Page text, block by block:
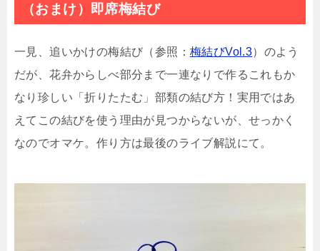
（おまけ）即席梅結び
一見、追いかけの梅結び（参照： 梅結びVol.3）のよう
だが、花弁からしべ部分まで一連なりで作るこれもか
なり珍しい「折りたたむ」部類の結び方！実用ではあ
えてこの結びを使う理由が見つからないが、せっかく
なのでオマケ。作り方は最後のライブ解説にて。